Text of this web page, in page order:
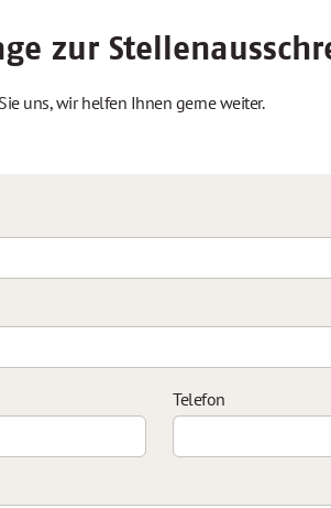
zur
uns, wir helfen Ihnen gerne weiter.
Telefon